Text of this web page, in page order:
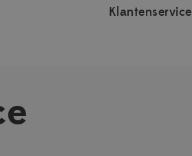
Klantenservice